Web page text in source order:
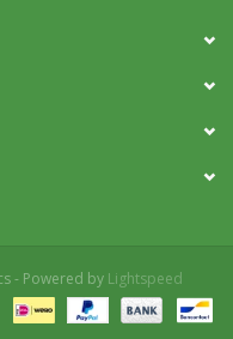
- Powered by Lightspeed